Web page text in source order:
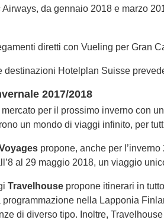
Airways, da gennaio 2018 e marzo
diretti con Vueling per Gran
destinazioni Hotelplan Suisse
2017/2018
per il prossimo inverno con
un mondo di viaggi infinito, per
propone, anche per
al 29 maggio 2018, un viaggio
Travelhouse propone itinerari in
nella Lapponia
di diverso tipo. Inoltre,